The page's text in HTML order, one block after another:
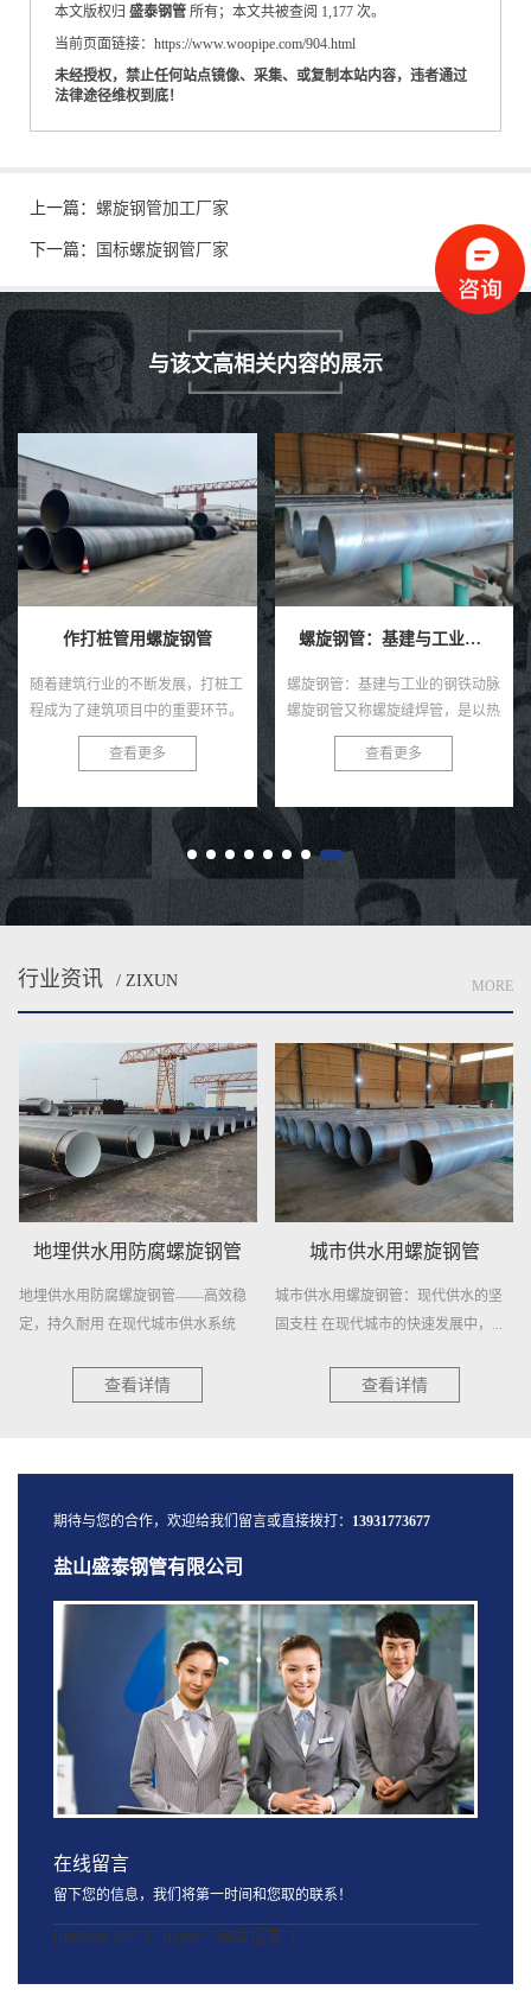
本文版权归 盛泰钢管 所有；本文共被查阅 1,177 次。
当前页面链接：https://www.woopipe.com/904.html
未经授权，禁止任何站点镜像、采集、或复制本站内容，违者通过
法律途径维权到底！
上一篇： 螺旋钢管加工厂家
下一篇： 国标螺旋钢管厂家
与该文高相关内容的展示
螺旋钢管：基建与工业的钢铁动脉
螺旋钢管：基建与工业的钢铁动脉
螺旋钢管又称螺旋缝焊管，是以热
轧带钢卷为原料，经常温螺旋辊压
成型、自动双丝双面埋弧焊制成的
查看更多
埋地排污水用防腐螺旋钢管
埋地排污水用防腐螺旋钢管：环保
新选择，耐用更可靠 在当今社
会，环保与可持续发展已成为全球
共识。在污水处理与排放领域，选
查看更多
行业资讯 / ZIXUN MORE
城市供水用螺旋钢管
城市供水用螺旋钢管：现代供水的坚
固支柱 在现代城市的快速发展中，...
查看详情
供水用螺旋焊接钢管
供水用螺旋焊接钢管——稳定供水，
信赖之选 在供水工程领域，选择一
查看详情
期待与您的合作，欢迎给我们留言或直接拨打： 13931773677
盐山盛泰钢管有限公司
在线留言
留下您的信息，我们将第一时间和您取的联系！
[quform id="1" name="询盘记录"]